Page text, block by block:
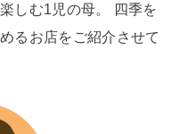
しむ1児の母。 四季を
るお店をご紹介させて